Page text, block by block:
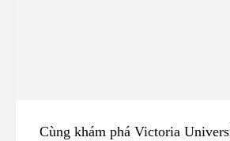
Cùng khám phá Victoria